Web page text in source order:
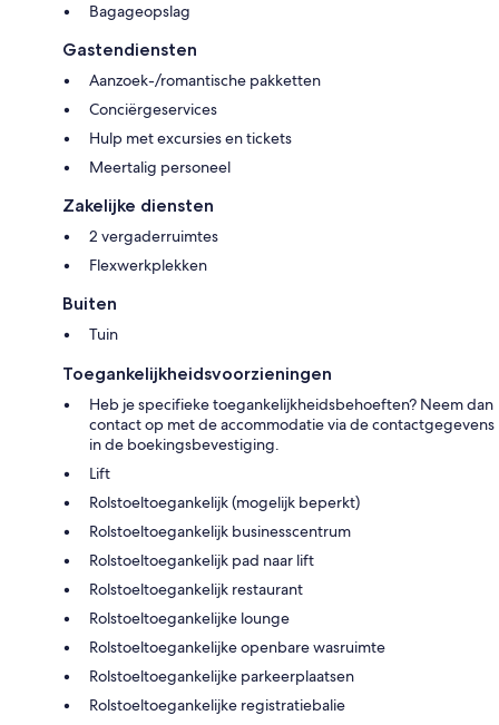
Bagageopslag
Gastendiensten
Aanzoek-/romantische pakketten
Conciërgeservices
Hulp met excursies en tickets
Meertalig personeel
Zakelijke diensten
2 vergaderruimtes
Flexwerkplekken
Buiten
Tuin
Toegankelijkheidsvoorzieningen
Heb je specifieke toegankelijkheidsbehoeften? Neem dan
contact op met de accommodatie via de contactgegevens
in de boekingsbevestiging.
Lift
Rolstoeltoegankelijk (mogelijk beperkt)
Rolstoeltoegankelijk businesscentrum
Rolstoeltoegankelijk pad naar lift
Rolstoeltoegankelijk restaurant
Rolstoeltoegankelijke lounge
Rolstoeltoegankelijke openbare wasruimte
Rolstoeltoegankelijke parkeerplaatsen
Rolstoeltoegankelijke registratiebalie